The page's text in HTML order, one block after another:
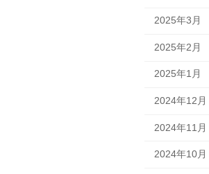
2025年3月
2025年2月
2025年1月
2024年12月
2024年11月
2024年10月